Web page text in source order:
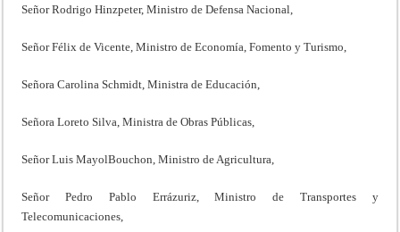
Señor Rodrigo Hinzpeter, Ministro de Defensa Nacional,
Señor Félix de Vicente, Ministro de Economía, Fomento y Turismo,
Señora Carolina Schmidt, Ministra de Educación,
Señora Loreto Silva, Ministra de Obras Públicas,
Señor Luis MayolBouchon, Ministro de Agricultura,
Señor Pedro Pablo Errázuriz, Ministro de Transportes y
Telecomunicaciones,